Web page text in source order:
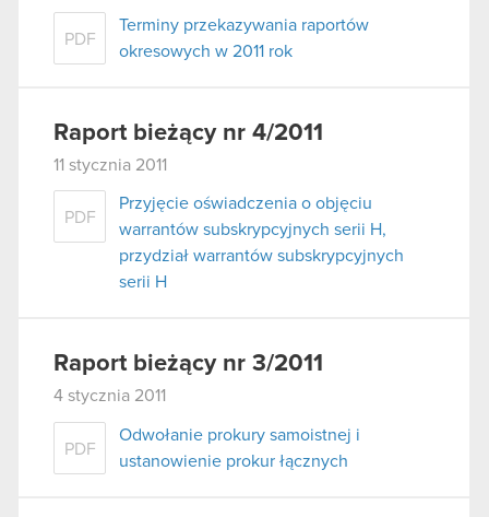
PDF
Terminy przekazywania raportów
okresowych w 2011 rok
Raport bieżący nr 4/2011
11 stycznia 2011
PDF
Przyjęcie oświadczenia o objęciu
warrantów subskrypcyjnych serii H,
przydział warrantów subskrypcyjnych
serii H
Raport bieżący nr 3/2011
4 stycznia 2011
PDF
Odwołanie prokury samoistnej i
ustanowienie prokur łącznych